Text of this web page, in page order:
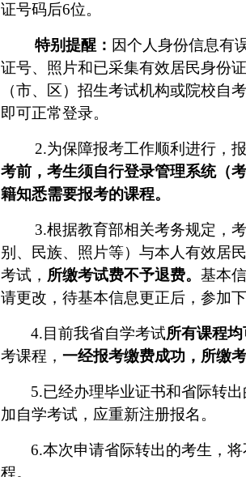
证号码后6位。
特别提醒： 因个人身份信息有
证号、照片和已采集有效居民身份
（市、区）招生考试机构或院校自
即可正常登录。
2.为保障报考工作顺利进行，
考前，考生须自行登录管理系统（
籍知悉需要报考的课程。
3.根据教育部相关考务规定，
别、民族、照片等）与本人有效居
考试， 所缴考试费不予退费。 基本
请更改，待基本信息更正后，参加
4.目前我省自学考试所有课程
考课程， 一经报考缴费成功， 所缴
5.已经办理毕业证书和省际转
加自学考试，应重新注册报名。
6.本次申请省际转出的考生，
程。